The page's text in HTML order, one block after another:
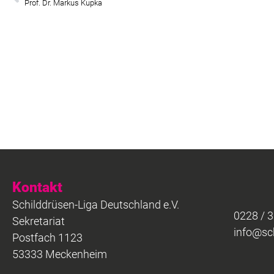
Prof. Dr. Markus Kupka
Kontakt
Schilddrüsen-Liga Deutschland e.V.
Sekretariat
Postfach 1123
53333 Meckenheim
0228 /